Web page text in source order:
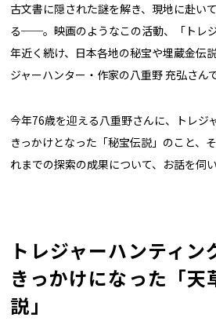
古文書に隠された謎を解き、現地に赴い
る──。映画のようなこの活動、「トレ
年近く続け、日本各地の秘宝や埋蔵金伝
ジャーハンター・作家の八重野 充弘さん
今年76歳を迎える八重野さんに、トレジ
きっかけとなった「秘宝伝説」のこと、
れまでの探索の成果について、お話を伺い
トレジャーハンティン
きっかけになった「天
説」